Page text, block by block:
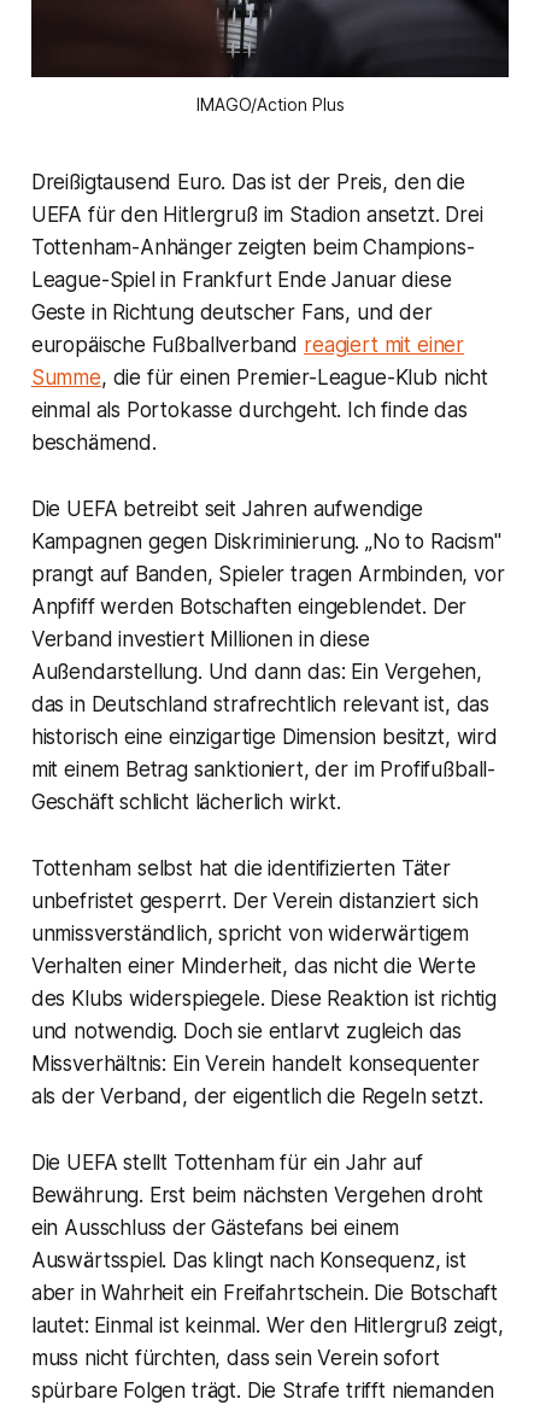
IMAGO/Action Plus
Dreißigtausend Euro. Das ist der Preis, den die
UEFA für den Hitlergruß im Stadion ansetzt. Drei
Tottenham-Anhänger zeigten beim Champions-
League-Spiel in Frankfurt Ende Januar diese
Geste in Richtung deutscher Fans, und der
europäische Fußballverband reagiert mit einer
Summe, die für einen Premier-League-Klub nicht
einmal als Portokasse durchgeht. Ich finde das
beschämend.
Die UEFA betreibt seit Jahren aufwendige
Kampagnen gegen Diskriminierung. „No to Racism"
prangt auf Banden, Spieler tragen Armbinden, vor
Anpfiff werden Botschaften eingeblendet. Der
Verband investiert Millionen in diese
Außendarstellung. Und dann das: Ein Vergehen,
das in Deutschland strafrechtlich relevant ist, das
historisch eine einzigartige Dimension besitzt, wird
mit einem Betrag sanktioniert, der im Profifußball-
Geschäft schlicht lächerlich wirkt.
Tottenham selbst hat die identifizierten Täter
unbefristet gesperrt. Der Verein distanziert sich
unmissverständlich, spricht von widerwärtigem
Verhalten einer Minderheit, das nicht die Werte
des Klubs widerspiegele. Diese Reaktion ist richtig
und notwendig. Doch sie entlarvt zugleich das
Missverhältnis: Ein Verein handelt konsequenter
als der Verband, der eigentlich die Regeln setzt.
Die UEFA stellt Tottenham für ein Jahr auf
Bewährung. Erst beim nächsten Vergehen droht
ein Ausschluss der Gästefans bei einem
Auswärtsspiel. Das klingt nach Konsequenz, ist
aber in Wahrheit ein Freifahrtschein. Die Botschaft
lautet: Einmal ist keinmal. Wer den Hitlergruß zeigt,
muss nicht fürchten, dass sein Verein sofort
spürbare Folgen trägt. Die Strafe trifft niemanden